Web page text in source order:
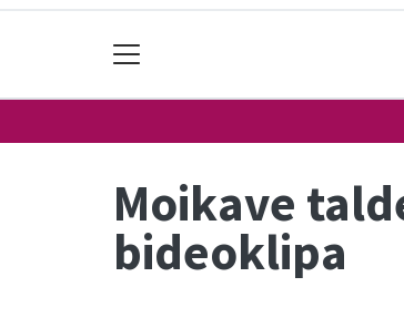
Moikave
bideoklipa